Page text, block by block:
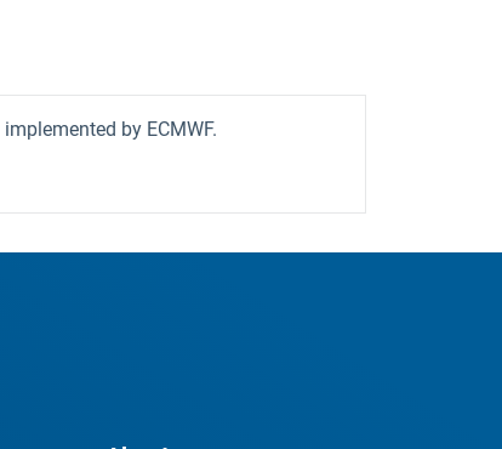
implemented by ECMWF.